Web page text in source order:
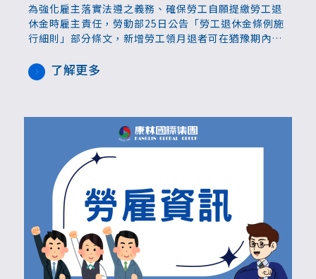
為強化雇主落實法遵之義務、確保勞工自願提繳勞工退
休金時雇主責任，勞動部25日公告「勞工退休金條例施
行細則」部分條文，新增勞工領月退者可在猶豫期內變
繳退休金(第21條)，否則可依法加徵最高1倍的滯納
金。
了解更多